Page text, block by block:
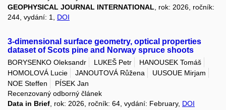
GEOPHYSICAL JOURNAL INTERNATIONAL , rok: 2026, ročník:
244, vydání: 1, DOI
3-dimensional surface geometry, optical properties
dataset of Scots pine and Norway spruce shoots
BORYSENKO Oleksandr LUKEŠ Petr
HANOUSEK Tomáš
HOMOLOVÁ Lucie
JANOUTOVÁ Růžena
UUSOUE Mirjam
NOE Steffen
PÍSEK Jan
Recenzovaný odborný článek
Data in Brief, rok: 2026, ročník: 64, vydání: February, DOI